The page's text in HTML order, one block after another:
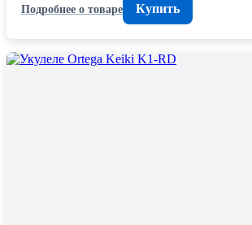
Подробнее о товаре
Купить